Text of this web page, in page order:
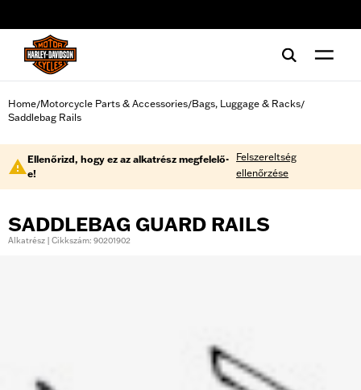
Home/Motorcycle Parts & Accessories/Bags, Luggage & Racks/
Saddlebag Rails
Ellenőrizd, hogy ez az alkatrész megfelelő-
e!
Felszereltség
ellenőrzése
SADDLEBAG GUARD RAILS
Alkatrész | Cikkszám: 90201902